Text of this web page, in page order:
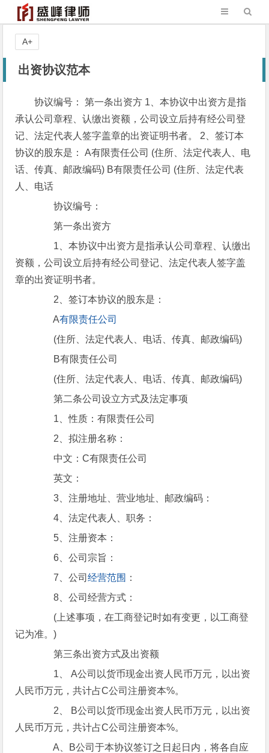
出资协议范本
协议编号： 第一条出资方 1、本协议中出资方是指
承认公司章程、认缴出资额，公司设立后持有经公司登
记、法定代表人签字盖章的出资证明书者。 2、签订本
协议的股东是： A有限责任公司 (住所、法定代表人、电
话、传真、邮政编码) B有限责任公司 (住所、法定代表
人、电话
协议编号：
第一条出资方
1、本协议中出资方是指承认公司章程、认缴出
资额，公司设立后持有经公司登记、法定代表人签字盖
章的出资证明书者。
2、签订本协议的股东是：
A有限责任公司
(住所、法定代表人、电话、传真、邮政编码)
B有限责任公司
(住所、法定代表人、电话、传真、邮政编码)
第二条公司设立方式及法定事项
1、性质：有限责任公司
2、拟注册名称：
中文：C有限责任公司
英文：
3、注册地址、营业地址、邮政编码：
4、法定代表人、职务：
5、注册资本：
6、公司宗旨：
7、公司经营范围 ：
8、公司经营方式：
(上述事项，在工商登记时如有变更，以工商登
记为准。)
第三条出资方式及出资额
1、 A公司以货币现金出资人民币万元，以出资
人民币万元，共计占C公司注册资本%。
2、 B公司以货币现金出资人民币万元，以出资
人民币万元，共计占C公司注册资本%。
A、B公司于本协议签订之日起日内，将各自应
A+